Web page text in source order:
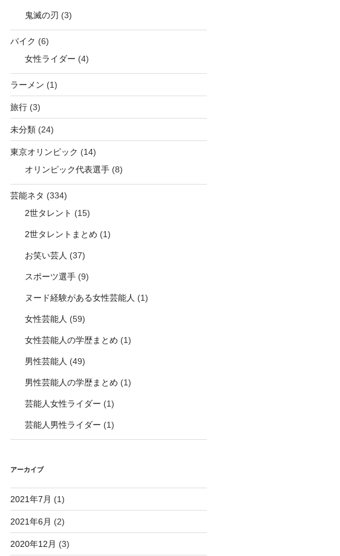
鬼滅の刃 (3)
バイク (6)
女性ライダー (4)
ラーメン (1)
旅行(3)
未分類(24)
東京オリンピック (14)
オリンピック代表選手(8)
芸能ネタ (334)
2世タレント (15)
2世タレントまとめ (1)
お笑い芸人 (37)
スポーツ選手(9)
ヌード経験がある女性芸能人 (1)
女性芸能人 (59)
女性芸能人の学歴まとめ (1)
男性芸能人 (49)
男性芸能人の学歴まとめ (1)
芸能人女性ライダー (1)
芸能人男性ライダー (1)
アーカイブ
2021年7月 (1)
2021年6月 (2)
2020年12月 (3)